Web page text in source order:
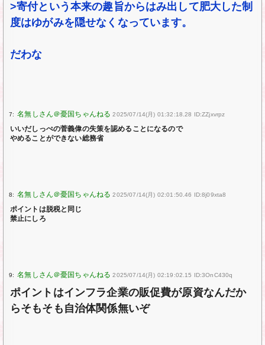
>寄付という本来の趣旨からはみ出して肥大した制
度はゆがみを隠せなくなっています。
だわな
7: 2025/07/14(月) 01:32:18.28 ID:ZZjxvrpz
いいだしっぺの菅義偉の失策を認めることになるので
やめることができない総務省
8: 2025/07/14(月) 02:01:50.46 ID:8j09xta8
ポイントは脱税と同じ
禁止にしろ
9: 2025/07/14(月) 02:19:02.15 ID:3OnC430q
ポイントはインフラ企業の販促費が原資なんだか
らそもそも自治体関係無いぞ